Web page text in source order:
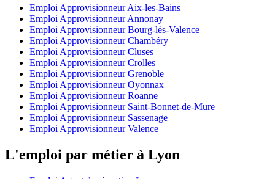
Emploi Approvisionneur Aix-les-Bains
Emploi Approvisionneur Annonay
Emploi Approvisionneur Bourg-lès-Valence
Emploi Approvisionneur Chambéry
Emploi Approvisionneur Cluses
Emploi Approvisionneur Crolles
Emploi Approvisionneur Grenoble
Emploi Approvisionneur Oyonnax
Emploi Approvisionneur Roanne
Emploi Approvisionneur Saint-Bonnet-de-Mure
Emploi Approvisionneur Sassenage
Emploi Approvisionneur Valence
L'emploi par métier à Lyon